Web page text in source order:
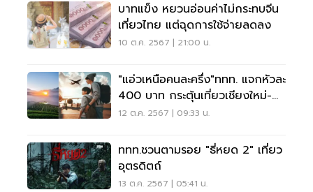
บาทแข็ง หยวนอ่อนค่าไม่กระทบจีน
เที่ยวไทย แต่ฉุดการใช้จ่ายลดลง
10 ต.ค. 2567 | 21:00 น.
"แอ่วเหนือคนละครึ่ง"ททท. แจกหัวละ
400 บาท กระตุ้นเที่ยวเชียงใหม่-
เชียงราย
12 ต.ค. 2567 | 09:33 น.
ททท.ชวนตามรอย "ธี่หยด 2" เที่ยว
อุตรดิตถ์
13 ต.ค. 2567 | 05:41 น.